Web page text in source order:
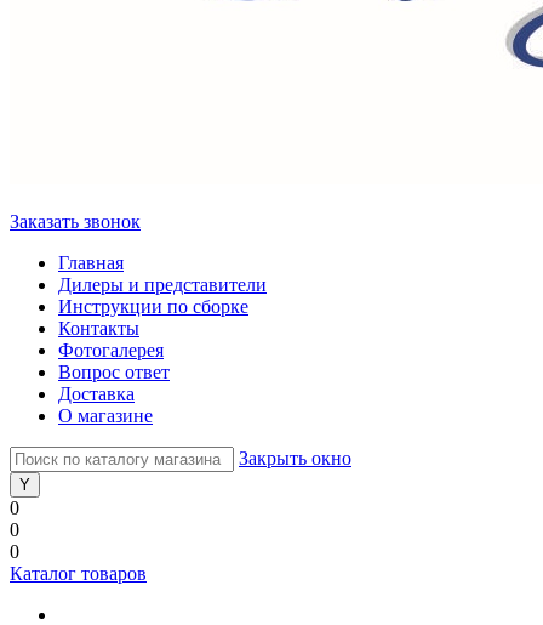
Заказать звонок
Главная
Дилеры и представители
Инструкции по сборке
Контакты
Фотогалерея
Вопрос ответ
Доставка
О магазине
Закрыть окно
0
0
0
Каталог товаров